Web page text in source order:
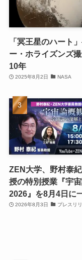
「冥王星のハート
ー・ホライズンズ
10年
2025年8月2日 NASA
ZEN大学、野村泰
授の特別授業『宇
2026』を8月4日に
2026年8月3日 プレスリ